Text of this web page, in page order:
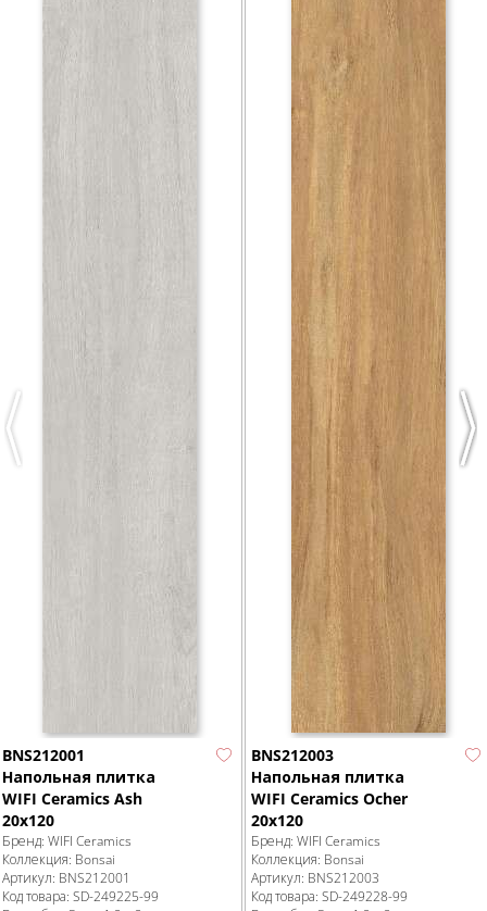
Previous
BNS212001
Напольная плитка
WIFI Ceramics Ash
20x120
Бренд: WIFI Ceramics
Коллекция: Bonsai
Артикул: BNS212001
Код товара: SD-249225-99
BNS212003
Напольная плитка
WIFI Ceramics Ocher
20x120
Бренд: WIFI Ceramics
Коллекция: Bonsai
Артикул: BNS212003
Код товара: SD-249228-99